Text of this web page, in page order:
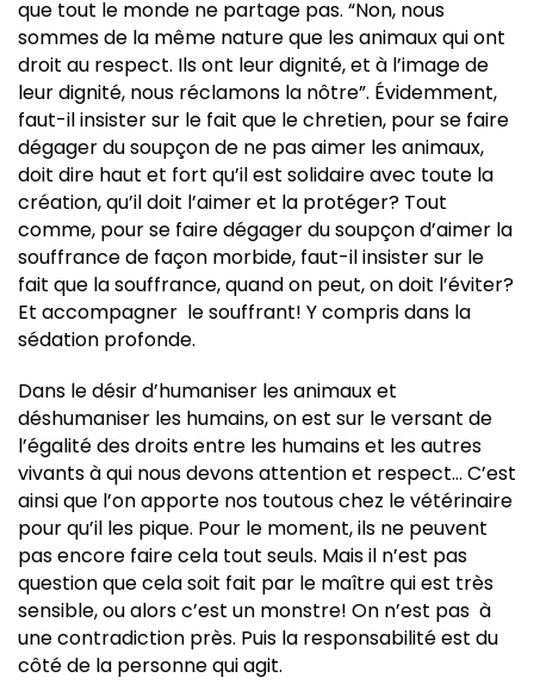
que tout le monde ne partage pas. “Non, nous
sommes de la même nature que les animaux qui ont
droit au respect. Ils ont leur dignité, et à l’image de
leur dignité, nous réclamons la nôtre”. Évidemment,
faut-il insister sur le fait que le chretien, pour se faire
dégager du soupçon de ne pas aimer les animaux,
doit dire haut et fort qu’il est solidaire avec toute la
création, qu’il doit l’aimer et la protéger? Tout
comme, pour se faire dégager du soupçon d’aimer la
souffrance de façon morbide, faut-il insister sur le
fait que la souffrance, quand on peut, on doit l’éviter?
Et accompagner le souffrant! Y compris dans la
sédation profonde.
Dans le désir d’humaniser les animaux et
déshumaniser les humains, on est sur le versant de
l’égalité des droits entre les humains et les autres
vivants à qui nous devons attention et respect… C’est
ainsi que l’on apporte nos toutous chez le vétérinaire
pour qu’il les pique. Pour le moment, ils ne peuvent
pas encore faire cela tout seuls. Mais il n’est pas
question que cela soit fait par le maître qui est très
sensible, ou alors c’est un monstre! On n’est pas à
une contradiction près. Puis la responsabilité est du
côté de la personne qui agit.